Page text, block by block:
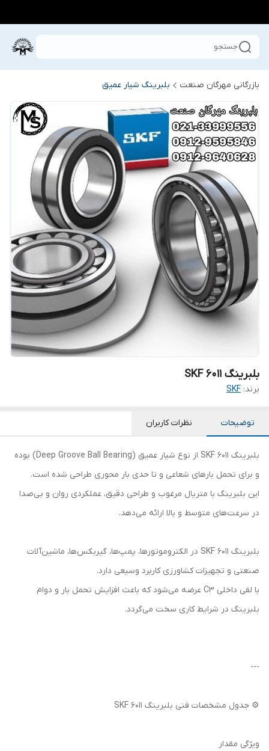
جستجو
بازرگانی مهرگان صنعت بلبرینگ شیار عمیق
بلبرینگ SKF 6011
برند: SKF
توضیحات نظرات کاربران
بلبرینگ 6011 SKF از نوع شیار عمیق (Deep Groove Ball Bearing) بوده
و برای تحمل بارهای شعاعی و تا حدی بار محوری طراحی شده است.
این بلبرینگ با متریال مرغوب و طراحی دقیق، عملکردی روان و بی‌صدا
در سرعت‌های متوسط و بالا ارائه می‌دهد.
بلبرینگ 6011 SKF در الکتروموتورها، پمپ‌ها، گیربکس‌ها، ماشین‌آلات
صنعتی و تجهیزات کشاورزی کاربرد وسیعی دارد.
با لقی داخلی C3 عرضه می‌شود که باعث افزایش تحمل بار و دوام
بلبرینگ در شرایط کاری سخت می‌گردد.
---
⚙️ جدول مشخصات فنی بلبرینگ 6011 SKF
ویژگی مقدار